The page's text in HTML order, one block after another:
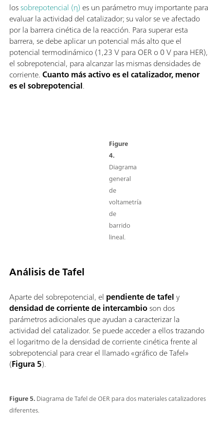
lossobrepotencial (η) es un parámetro muy importante para
evaluar la actividad del catalizador; su valor se ve afectado
por la barrera cinética de la reacción. Para superar esta
barrera, se debe aplicar un potencial más alto que el
potencial termodinámico (1,23 V para OER o 0 V para HER),
el sobrepotencial, para alcanzar las mismas densidades de
corriente.Cuanto más activo es el catalizador, menor
es el sobrepotencial.
Figure
4.
Diagrama
general
de
voltametría
de
barrido
lineal.
Análisis de Tafel
Aparte del sobrepotencial, el pendiente de tafely
densidad de corriente de intercambioson dos
parámetros adicionales que ayudan a caracterizar la
actividad del catalizador. Se puede acceder a ellos trazando
el logaritmo de la densidad de corriente cinética frente al
sobrepotencial para crear el llamado «gráfico de Tafel»
(Figura 5).
Figure 5.Diagrama de Tafel de OER para dos materiales catalizadores
diferentes.